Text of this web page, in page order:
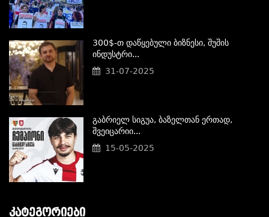
300$-Თ Დაწყებული Ბიზნესი, Შუშის
Ინდუსტრი...
31-07-2025
Გაბრიელ Სიგუა, Ბაზელთან Ერთად,
Შვეიცარიი...
15-05-2025
ᲙᲐᲢᲔᲒᲝᲠᲘᲔᲑᲘ